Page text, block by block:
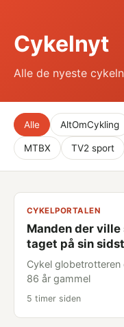
Cykelnyt
Alle de nyeste
Alle AltOmCykling
MTBX TV2 sport
CYKELPORTALEN
Manden der
taget på sin
Cykel
86 år gammel
5 timer siden